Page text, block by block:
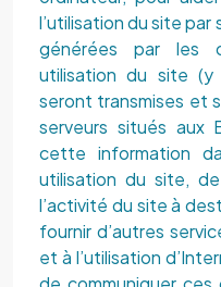
l’utilisation du site
générées par les
utilisation du site (y
seront transmises et
serveurs situés aux
cette information
utilisation du site,
l’activité du site à
fournir d’autres
et à l’utilisation